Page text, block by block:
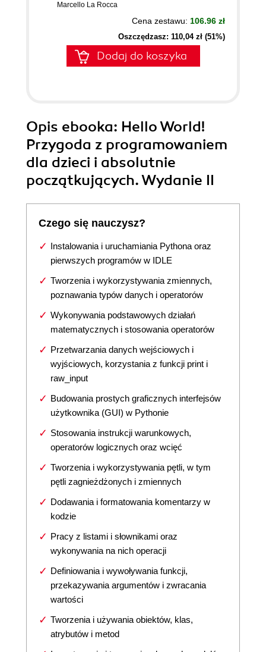
Marcello La Rocca
Cena zestawu: 106.96 zł
Oszczędzasz: 110,04 zł (51%)
Dodaj do koszyka
Opis ebooka: Hello World!
Przygoda z programowaniem
dla dzieci i absolutnie
początkujących. Wydanie II
Czego się nauczysz?
Instalowania i uruchamiania Pythona oraz
pierwszych programów w IDLE
Tworzenia i wykorzystywania zmiennych,
poznawania typów danych i operatorów
Wykonywania podstawowych działań
matematycznych i stosowania operatorów
Przetwarzania danych wejściowych i
wyjściowych, korzystania z funkcji print i
raw_input
Budowania prostych graficznych interfejsów
użytkownika (GUI) w Pythonie
Stosowania instrukcji warunkowych,
operatorów logicznych oraz wcięć
Tworzenia i wykorzystywania pętli, w tym
pętli zagnieżdżonych i zmiennych
Dodawania i formatowania komentarzy w
kodzie
Pracy z listami i słownikami oraz
wykonywania na nich operacji
Definiowania i wywoływania funkcji,
przekazywania argumentów i zwracania
wartości
Tworzenia i używania obiektów, klas,
atrybutów i metod